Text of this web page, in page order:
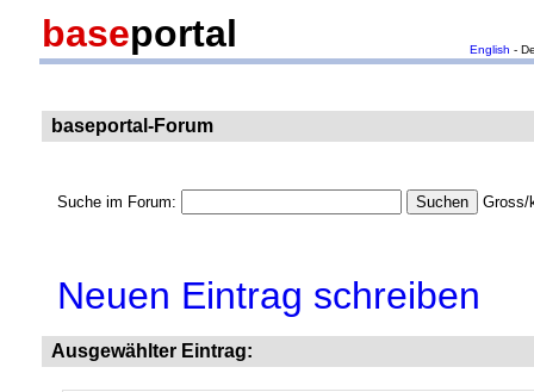
baseportal English -
baseportal-Forum
Suche im Forum: Gross/
Neuen Eintrag schreiben
Ausgewählter Eintrag: